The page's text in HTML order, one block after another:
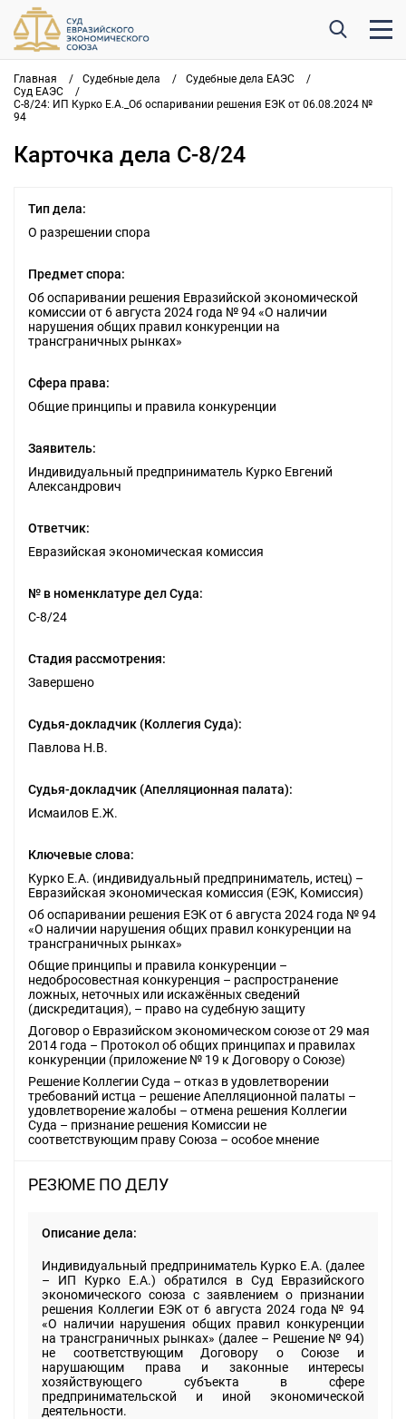
Главная / Судебные дела / Судебные дела ЕАЭС
/
Суд ЕАЭС
/
С-8/24: ИП Курко Е.А._Об оспаривании решения ЕЭК от 06.08.2024 №
94
Карточка дела С-8/24
Тип дела:
О разрешении спора
Предмет спора:
Об оспаривании решения Евразийской экономической
комиссии от 6 августа 2024 года № 94 «О наличии
нарушения общих правил конкуренции на
трансграничных рынках»
Сфера права:
Общие принципы и правила конкуренции
Заявитель:
Индивидуальный предприниматель Курко Евгений
Александрович
Ответчик:
Евразийская экономическая комиссия
№ в номенклатуре дел Суда:
С-8/24
Стадия рассмотрения:
Завершено
Судья-докладчик (Коллегия Суда):
Павлова Н.В.
Судья-докладчик (Апелляционная палата):
Исмаилов Е.Ж.
Ключевые слова:
Курко Е.А. (индивидуальный предприниматель, истец) –
Евразийская экономическая комиссия (ЕЭК, Комиссия)
Об оспаривании решения ЕЭК от 6 августа 2024 года № 94
«О наличии нарушения общих правил конкуренции на
трансграничных рынках»
Общие принципы и правила конкуренции –
недобросовестная конкуренция – распространение
ложных, неточных или искажённых сведений
(дискредитация), – право на судебную защиту
Договор о Евразийском экономическом союзе от 29 мая
2014 года – Протокол об общих принципах и правилах
конкуренции (приложение № 19 к Договору о Союзе)
Решение Коллегии Суда – отказ в удовлетворении
требований истца – решение Апелляционной палаты –
удовлетворение жалобы – отмена решения Коллегии
Суда – признание решения Комиссии не
соответствующим праву Союза – особое мнение
РЕЗЮМЕ ПО ДЕЛУ
Описание дела:
Индивидуальный предприниматель Курко Е.А. (далее
– ИП Курко Е.А.) обратился в Суд Евразийского
экономического союза с заявлением о признании
решения Коллегии ЕЭК от 6 августа 2024 года № 94
«О наличии нарушения общих правил конкуренции
на трансграничных рынках» (далее – Решение № 94)
не соответствующим Договору о Союзе и
нарушающим права и законные интересы
хозяйствующего субъекта в сфере
предпринимательской и иной экономической
деятельности.